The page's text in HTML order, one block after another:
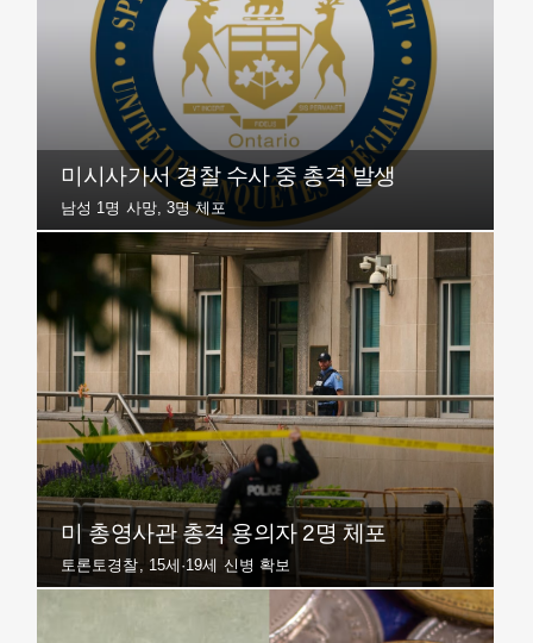
미시사가서 경찰 수사 중 총격 발생
남성 1명 사망, 3명 체포
미 총영사관 총격 용의자 2명 체포
토론토경찰, 15세·19세 신병 확보